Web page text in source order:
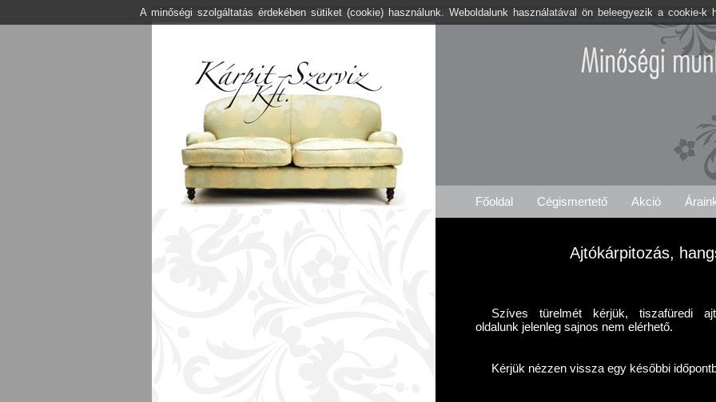
Kárpitos .org Tiszafüred Árajánlat
Főoldal Cégismertető Akció
Ajtókárpitozás,
Szíves türelmét kérjük, tiszafüredi
oldalunk jelenleg sajnos nem elérhető.
Kérjük nézzen vissza egy későbbi
A minőségi szolgáltatás érdekében sütiket (cookie) használunk. Weboldalunk használatával ön beleegyezik a cookie-k